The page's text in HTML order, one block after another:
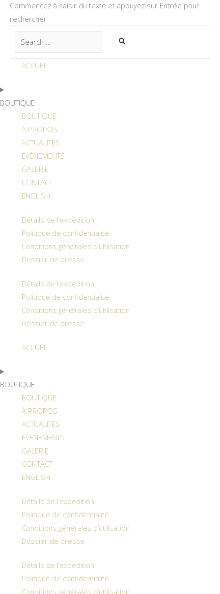
Commencez à saisir du texte et appuyez sur Entrée pour
rechercher
ACCUEIL
BOUTIQUE
BOUTIQUE
À PROPOS
ACTUALITÉS
EVÉNEMENTS
GALERIE
CONTACT
ENGLISH
Détails de l’expédition
Politique de confidentialité
Conditions générales d’utilisation
Dossier de presse
Détails de l’expédition
Politique de confidentialité
Conditions générales d’utilisation
Dossier de presse
ACCUEIL
BOUTIQUE
BOUTIQUE
À PROPOS
ACTUALITÉS
EVÉNEMENTS
GALERIE
CONTACT
ENGLISH
Détails de l’expédition
Politique de confidentialité
Conditions générales d’utilisation
Dossier de presse
Détails de l’expédition
Politique de confidentialité
Conditions générales d’utilisation